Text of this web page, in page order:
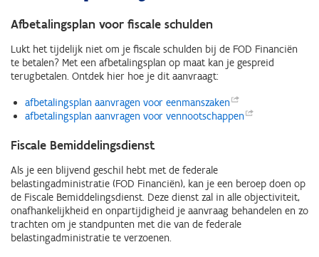
Afbetalingsplan voor fiscale schulden
Lukt het tijdelijk niet om je fiscale schulden bij de FOD Financiën
te betalen? Met een afbetalingsplan op maat kan je gespreid
terugbetalen. Ontdek hier hoe je dit aanvraagt:
afbetalingsplan aanvragen voor eenmanszaken
afbetalingsplan aanvragen voor vennootschappen
Fiscale Bemiddelingsdienst
Als je een blijvend geschil hebt met de federale
belastingadministratie (FOD Financiën), kan je een beroep doen op
de Fiscale Bemiddelingsdienst. Deze dienst zal in alle objectiviteit,
onafhankelijkheid en onpartijdigheid je aanvraag behandelen en zo
trachten om je standpunten met die van de federale
belastingadministratie te verzoenen.